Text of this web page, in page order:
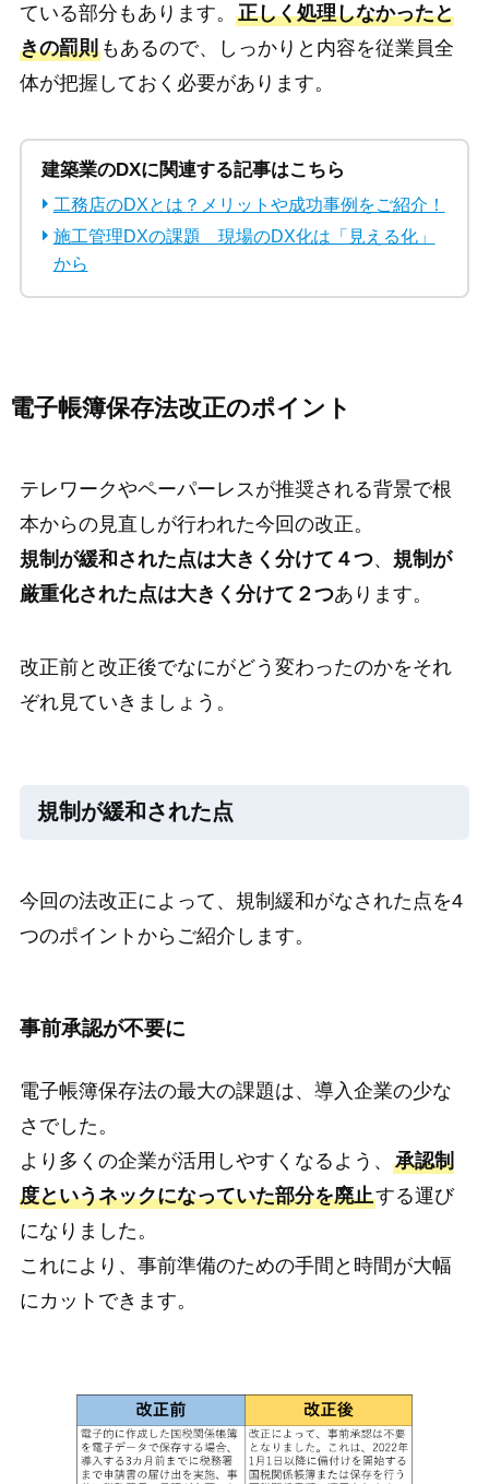
ている部分もあります。 正しく処理しなかったと
きの罰則もあるので、しっかりと内容を従業員全
体が把握しておく必要があります。
建築業のDXに関連する記事はこちら
工務店のDXとは？メリットや成功事例をご紹介！
施工管理DXの課題 現場のDX化は「見える化」
から
電子帳簿保存法改正のポイント
テレワークやペーパーレスが推奨される背景で根
本からの見直しが行われた今回の改正。
規制が緩和された点は大きく分けて４つ、 規制が
厳重化された点は大きく分けて２つあります。
改正前と改正後でなにがどう変わったのかをそれ
ぞれ見ていきましょう。
規制が緩和された点
今回の法改正によって、規制緩和がなされた点を4
つのポイントからご紹介します。
事前承認が不要に
電子帳簿保存法の最大の課題は、導入企業の少な
さでした。
より多くの企業が活用しやすくなるよう、 承認制
度というネックになっていた部分を廃止する運び
になりました。
これにより、事前準備のための手間と時間が大幅
にカットできます。